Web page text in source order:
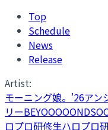
Top
Schedule
News
Release
Artist:
モーニング娘。'26アン
リーBEYOOOOONDS
ロプロ研修生ハロプロ